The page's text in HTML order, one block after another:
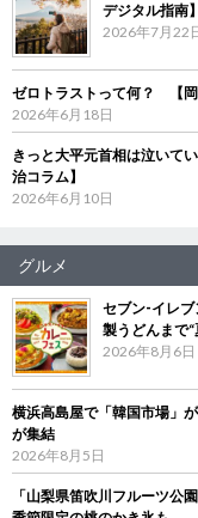
デジタル指南】
2026年7月22
ゼロトラストって何？ 【岡
2026年6月18日
きっと大平元首相は泣いて
治コラム】
2026年6月10日
グルメ
セブン‐イレ
製うどんまで
2026年8月6日
横浜高島屋で「韓国市場」
が集結
2026年8月5日
「山梨県笛吹川フルーツ公